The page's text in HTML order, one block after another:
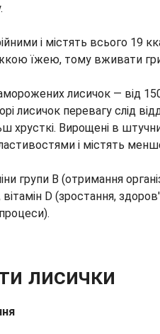
і містять всього 19
їжею, тому вживати
лисичок — від 150
лисичок перевагу слід
хрусткі. Вирощені в
і містять
групи B (отримання
D (зростання,
лисички